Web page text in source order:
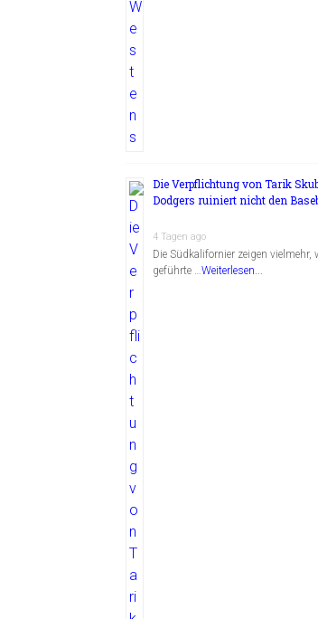
Die Verpflichtung von Tarik
Dodgers ruiniert nicht den
4 Tagen ago
Die Südkalifornier zeigen
geführte …Weiterlesen...